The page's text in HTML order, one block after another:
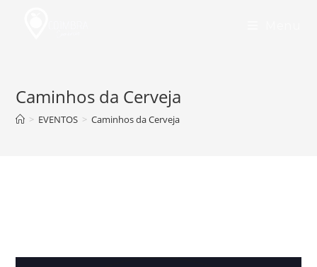
Caminhos da Cerveja
> EVENTOS > Caminhos da Cerveja